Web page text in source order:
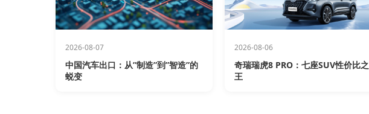
2026-08-07
中国汽车出口：从”制造”到”智造”的
蜕变
2026-08-06
奇瑞瑞虎8 PRO：七座SUV性价比之
王